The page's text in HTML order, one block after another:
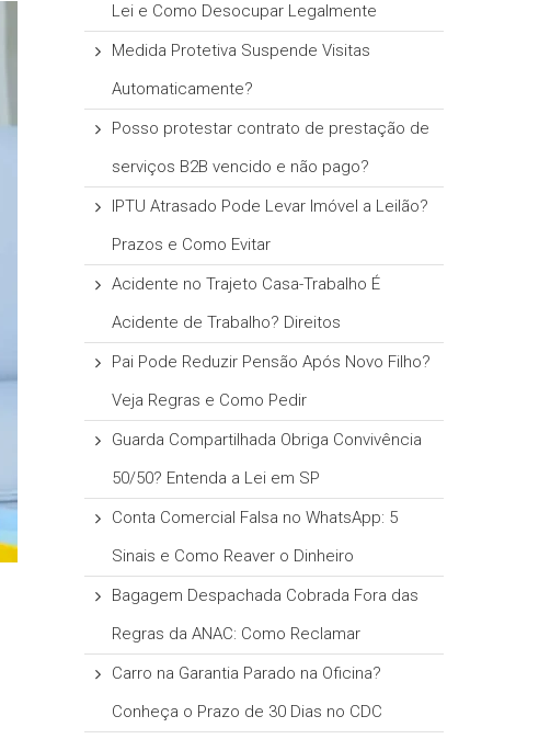
Lei e Como Desocupar Legalmente
Medida Protetiva Suspende Visitas
Automaticamente?
Posso protestar contrato de prestação de
serviços B2B vencido e não pago?
IPTU Atrasado Pode Levar Imóvel a Leilão?
Prazos e Como Evitar
Acidente no Trajeto Casa-Trabalho É
Acidente de Trabalho? Direitos
Pai Pode Reduzir Pensão Após Novo Filho?
Veja Regras e Como Pedir
Guarda Compartilhada Obriga Convivência
50/50? Entenda a Lei em SP
Conta Comercial Falsa no WhatsApp: 5
Sinais e Como Reaver o Dinheiro
Bagagem Despachada Cobrada Fora das
Regras da ANAC: Como Reclamar
Carro na Garantia Parado na Oficina?
Conheça o Prazo de 30 Dias no CDC